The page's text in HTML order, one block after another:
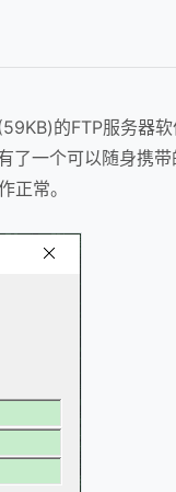
的FTP服务器软
一个可以随身携带
正常。